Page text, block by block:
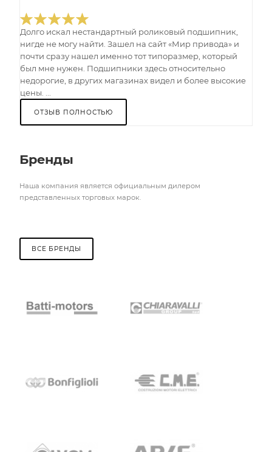
Долго искал нестандартный роликовый подшипник,
нигде не могу найти. Зашел на сайт «Мир привода» и
почти сразу нашел именно тот типоразмер, который
был мне нужен. Подшипники здесь относительно
недорогие, в других магазинах видел и более высокие
цены. ...
ОТЗЫВ ПОЛНОСТЬЮ
Бренды
Наша компания является официальным дилером
представленных торговых марок.
ВСЕ БРЕНДЫ